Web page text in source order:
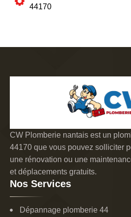
44170
CW Plomberie nantais est un
44170 que vous pouvez solliciter
une rénovation ou une
et déplacements gratuits.
Nos Services
Dépannage plomberie 44